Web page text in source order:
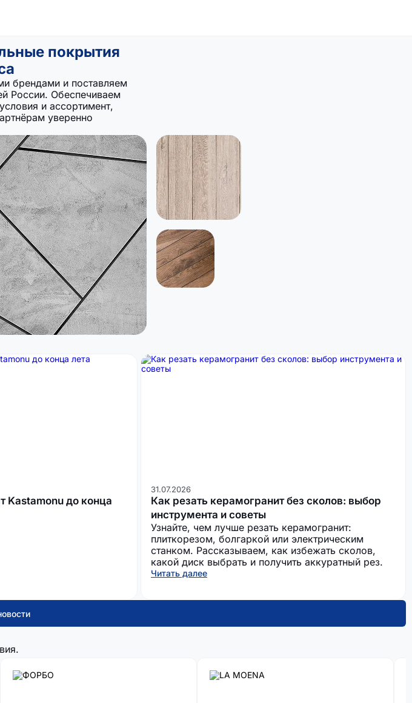
покрытия
брендами и поставляем
России. Обеспечиваем
и ассортимент,
уверенно
Kastamonu до конца
31.07.2026
Как резать керамогранит без сколов: выбор
инструмента и советы
Узнайте, чем лучше резать керамогранит:
плиткорезом, болгаркой или электрическим
станком. Рассказываем, как избежать сколов,
какой диск выбрать и получить аккуратный рез.
Читать далее